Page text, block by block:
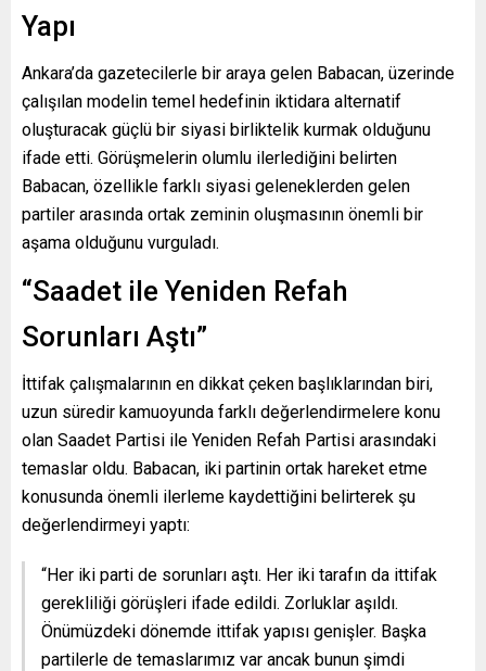
Yapı
Ankara’da gazetecilerle bir araya gelen Babacan, üzerinde
çalışılan modelin temel hedefinin iktidara alternatif
oluşturacak güçlü bir siyasi birliktelik kurmak olduğunu
ifade etti. Görüşmelerin olumlu ilerlediğini belirten
Babacan, özellikle farklı siyasi geleneklerden gelen
partiler arasında ortak zeminin oluşmasının önemli bir
aşama olduğunu vurguladı.
“Saadet ile Yeniden Refah
Sorunları Aştı”
İttifak çalışmalarının en dikkat çeken başlıklarından biri,
uzun süredir kamuoyunda farklı değerlendirmelere konu
olan Saadet Partisi ile Yeniden Refah Partisi arasındaki
temaslar oldu. Babacan, iki partinin ortak hareket etme
konusunda önemli ilerleme kaydettiğini belirterek şu
değerlendirmeyi yaptı:
“Her iki parti de sorunları aştı. Her iki tarafın da ittifak
gerekliliği görüşleri ifade edildi. Zorluklar aşıldı.
Önümüzdeki dönemde ittifak yapısı genişler. Başka
partilerle de temaslarımız var ancak bunun şimdi